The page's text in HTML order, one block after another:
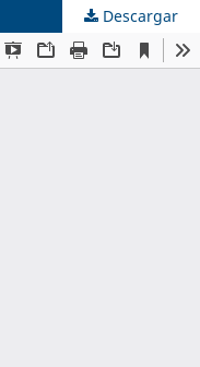
Descargar